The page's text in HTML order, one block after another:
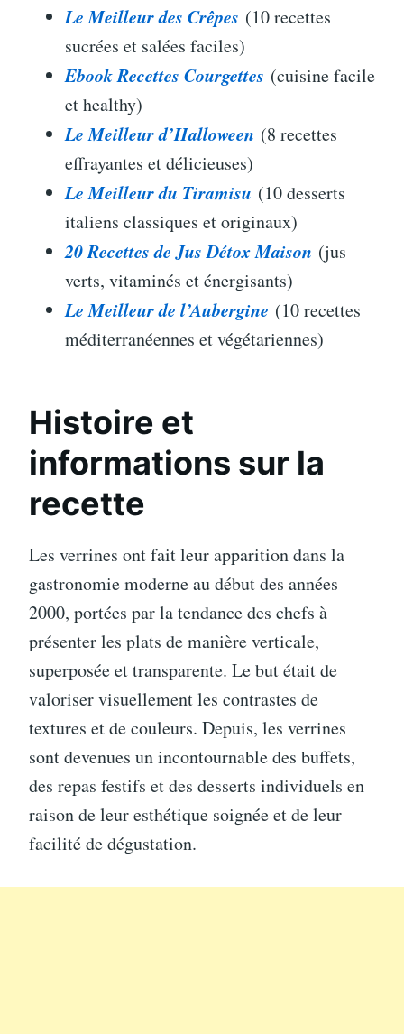
Le Meilleur des Crêpes (10 recettes
sucrées et salées faciles)
Ebook Recettes Courgettes (cuisine facile
et healthy)
Le Meilleur d’Halloween (8 recettes
effrayantes et délicieuses)
Le Meilleur du Tiramisu (10 desserts
italiens classiques et originaux)
20 Recettes de Jus Détox Maison (jus
verts, vitaminés et énergisants)
Le Meilleur de l’Aubergine (10 recettes
méditerranéennes et végétariennes)
Histoire et
informations sur la
recette
Les verrines ont fait leur apparition dans la
gastronomie moderne au début des années
2000, portées par la tendance des chefs à
présenter les plats de manière verticale,
superposée et transparente. Le but était de
valoriser visuellement les contrastes de
textures et de couleurs. Depuis, les verrines
sont devenues un incontournable des buffets,
des repas festifs et des desserts individuels en
raison de leur esthétique soignée et de leur
facilité de dégustation.